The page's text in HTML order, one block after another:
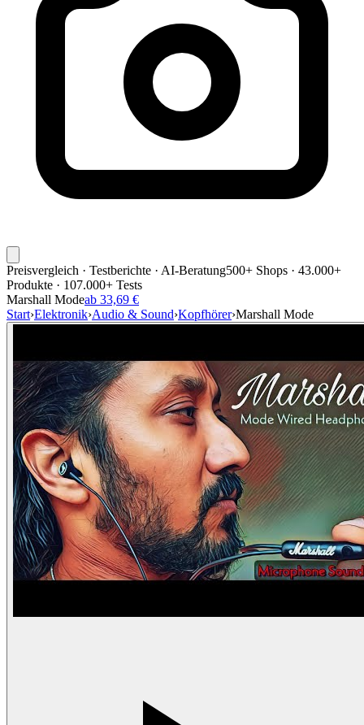
Preisvergleich · Testberichte · AI-Beratung500+ Shops · 43.000+
Produkte · 107.000+ Tests
Marshall Modeab 33,69 €
Start›Elektronik›Audio & Sound›Kopfhörer›Marshall Mode